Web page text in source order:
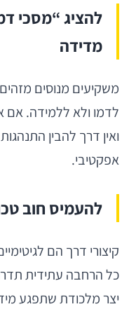
להציג “מסכי
מדידה
משקיעים מנוסים
אפקטיבי.
להעמיס חוב
קיצורי דרך הם
כל הרחבה עתידית
יצר מלכודת שתפגע